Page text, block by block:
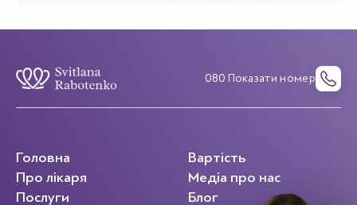
080 Показати номер
Головна
Про лікаря
Послуги
Вартість
Медіа про нас
Блог